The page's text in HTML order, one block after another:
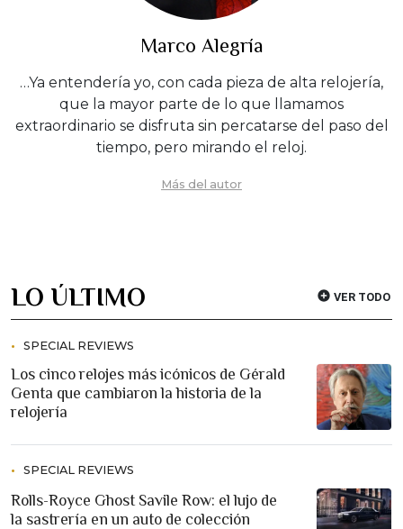
Marco Alegría
…Ya entendería yo, con cada pieza de alta relojería,
que la mayor parte de lo que llamamos
extraordinario se disfruta sin percatarse del paso del
tiempo, pero mirando el reloj.
Más del autor
LO ÚLTIMO VER TODO
SPECIAL REVIEWS
Los cinco relojes más icónicos de Gérald
Genta que cambiaron la historia de la
relojería
SPECIAL REVIEWS
Rolls-Royce Ghost Savile Row: el lujo de
la sastrería en un auto de colección